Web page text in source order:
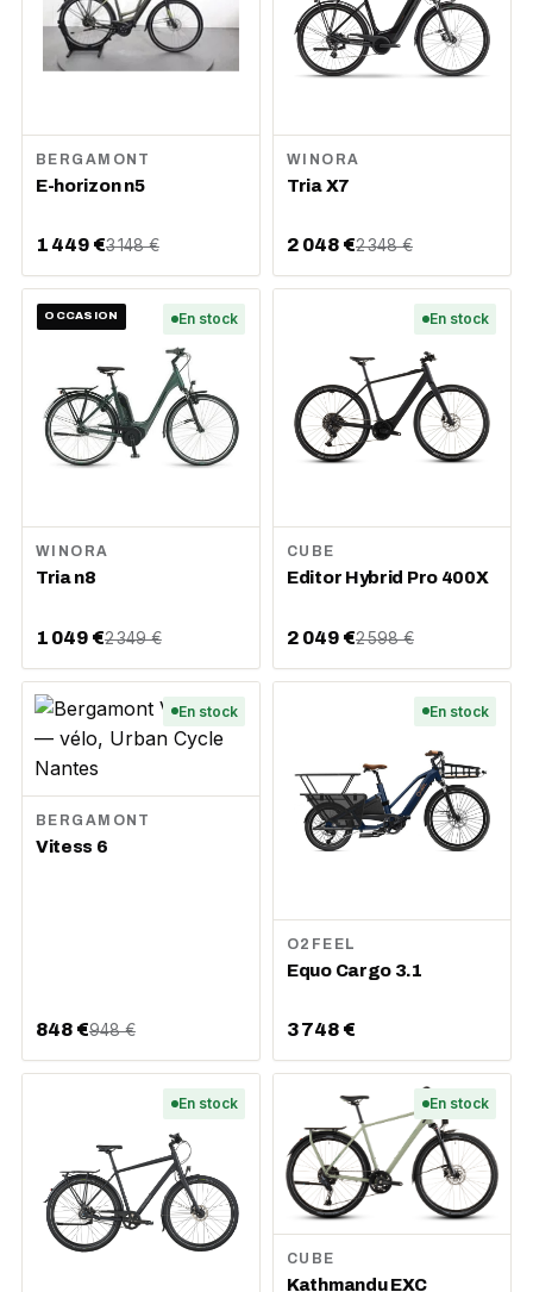
BERGAMONT
E-horizon n5
1 449 €3 148 €
WINORA
Tria X7
2 048 €2 348 €
OCCASION En stock
WINORA
Tria n8
1 049 €2 349 €
En stock
CUBE
Editor Hybrid Pro 400X
2 049 €2 598 €
En stock
BERGAMONT
Vitess 6
848 €948 €
En stock
O2FEEL
Equo Cargo 3.1
3 748 €
En stock En stock
CUBE
Kathmandu EXC